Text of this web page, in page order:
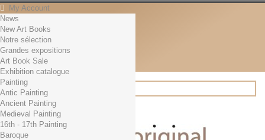
My Account
Contact
English
English
Français
News
Search
News
New Art Books
Notre sélection
Grandes expositions
Art Book Sale
Exhibition catalogue
Painting
Antic Painting
Ancient Painting
Medieval Painting
16th - 17th Painting
Baroque